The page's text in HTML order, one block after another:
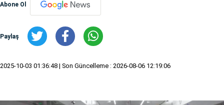
Abone Ol
Paylaş
2025-10-03 01:36:48 | Son Güncelleme : 2026-08-06 12:19:06